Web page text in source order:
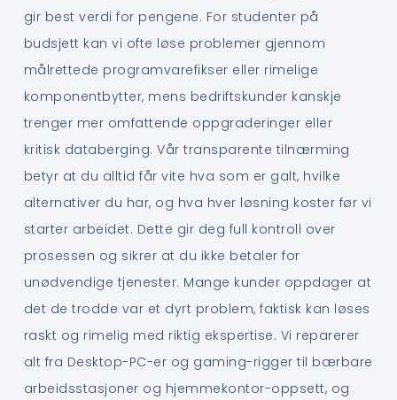
gir best verdi for pengene. For studenter på
budsjett kan vi ofte løse problemer gjennom
målrettede programvarefikser eller rimelige
komponentbytter, mens bedriftskunder kanskje
trenger mer omfattende oppgraderinger eller
kritisk databerging. Vår transparente tilnærming
betyr at du alltid får vite hva som er galt, hvilke
alternativer du har, og hva hver løsning koster før vi
starter arbeidet. Dette gir deg full kontroll over
prosessen og sikrer at du ikke betaler for
unødvendige tjenester. Mange kunder oppdager at
det de trodde var et dyrt problem, faktisk kan løses
raskt og rimelig med riktig ekspertise. Vi reparerer
alt fra Desktop-PC-er og gaming-rigger til bærbare
arbeidsstasjoner og hjemmekontor-oppsett, og